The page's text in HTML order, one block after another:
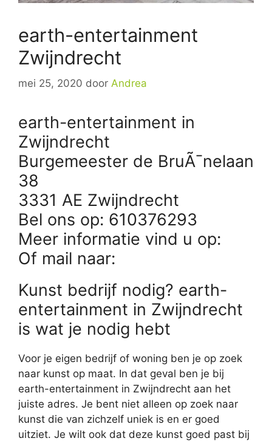
earth-entertainment
Zwijndrecht
mei 25, 2020 door Andrea
earth-entertainment in
Zwijndrecht
Burgemeester de BruÃ¯nelaan
38
3331 AE Zwijndrecht
Bel ons op: 610376293
Meer informatie vind u op:
Of mail naar:
Kunst bedrijf nodig? earth-
entertainment in Zwijndrecht
is wat je nodig hebt
Voor je eigen bedrijf of woning ben je op zoek
naar kunst op maat. In dat geval ben je bij
earth-entertainment in Zwijndrecht aan het
juiste adres. Je bent niet alleen op zoek naar
kunst die van zichzelf uniek is en er goed
uitziet. Je wilt ook dat deze kunst goed past bij